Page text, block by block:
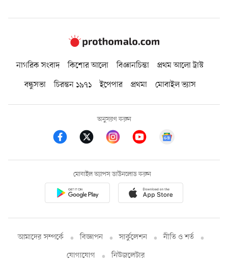
নাগরিক সংবাদ কিশোর আলো বিজ্ঞানচিন্তা
প্রথম আলো ট্রাস্ট
বন্ধুসভা
চিরন্তন ১৯৭১ ইপেপার প্রথমা মোবাইল ভ্যাস
অনুসরণ করুন
মোবাইল অ্যাপস ডাউনলোড করুন
আমাদের সম্পর্কে বিজ্ঞাপন সার্কুলেশন
নীতি ও শর্ত
যোগাযোগ
নিউজলেটার